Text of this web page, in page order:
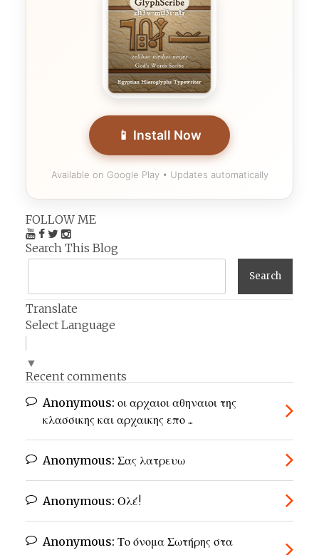
📱 Install Now
Available on Google Play • Updates automatically
FOLLOW ME
Search This Blog
Translate
Select Language
▼
Recent comments
Anonymous: οι αρχαιοι αθηναιοι της
κλασσικης και αρχαικης επο ...
Anonymous: Σας λατρευω
Anonymous: Ολέ!
Anonymous: Το όνομα Σωτήρης στα